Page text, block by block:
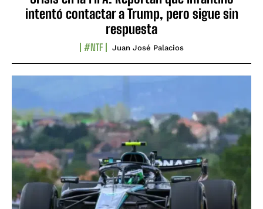
intentó contactar a Trump, pero sigue sin
respuesta
#NTF Juan José Palacios